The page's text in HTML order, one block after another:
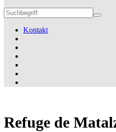
Kontakt
Refuge de